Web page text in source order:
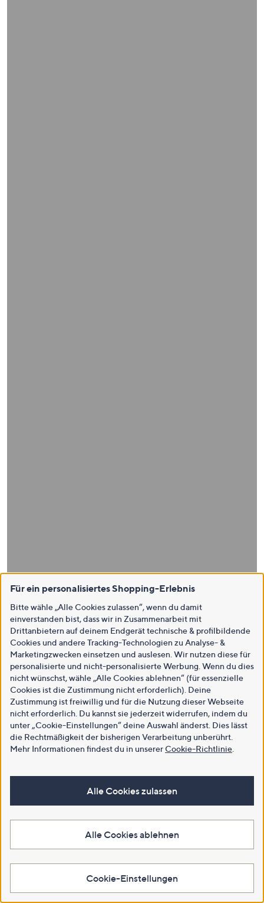
Für ein personalisiertes Shopping-Erlebnis
Bitte wähle „Alle Cookies zulassen“, wenn du damit
einverstanden bist, dass wir in Zusammenarbeit mit
Drittanbietern auf deinem Endgerät technische & profilbildende
Cookies und andere Tracking-Technologien zu Analyse- &
Marketingzwecken einsetzen und auslesen. Wir nutzen diese für
personalisierte und nicht-personalisierte Werbung. Wenn du dies
nicht wünschst, wähle „Alle Cookies ablehnen“ (für essenzielle
Cookies ist die Zustimmung nicht erforderlich). Deine
Zustimmung ist freiwillig und für die Nutzung dieser Webseite
nicht erforderlich. Du kannst sie jederzeit widerrufen, indem du
unter „Cookie-Einstellungen“ deine Auswahl änderst. Dies lässt
die Rechtmäßigkeit der bisherigen Verarbeitung unberührt.
Mehr Informationen findest du in unsererCookie-Richtlinie
Alle Cookies zulassen
Alle Cookies ablehnen
Cookie-Einstellungen